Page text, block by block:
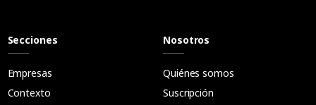
Secciones
Empresas
Contexto
Nosotros
Quiénes somos
Suscripción